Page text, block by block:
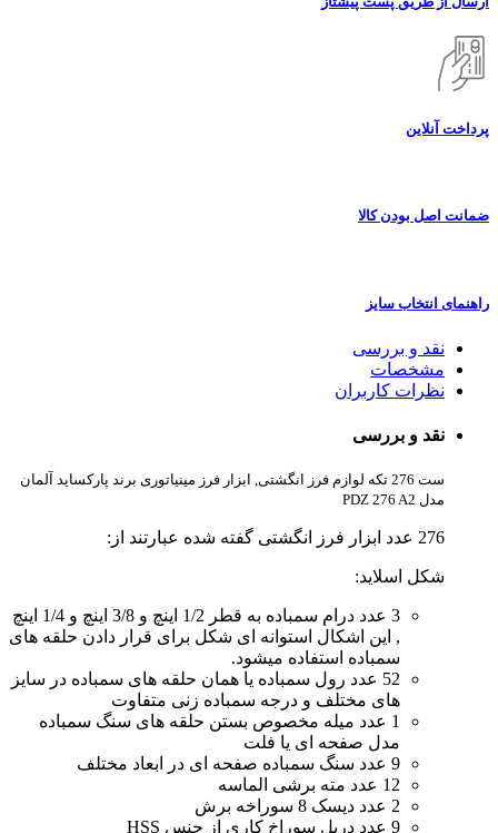
پرداخت آنلاین
ضمانت اصل بودن کالا
راهنمای انتخاب سایز
نقد و بررسی
مشخصات
نظرات کاربران
نقد و بررسی
ست 276 تکه لوازم فرز انگشتی, ابزار فرز مینیاتوری برند پارکساید آلمان
مدل PDZ 276 A2
276 عدد ابزار فرز انگشتی گفته شده عبارتند از:
شکل اسلاید:
3 عدد درام سمباده به قطر 1/2 اینچ و 3/8 اینچ و 1/4 اینچ
, این اشکال استوانه ای شکل برای قرار دادن حلقه های
سمباده استفاده میشود.
52 عدد رول سمباده یا همان حلقه های سمباده در سایز
های مختلف و درجه سمباده زنی متفاوت
1 عدد میله مخصوص بستن حلقه های سنگ سمباده
مدل صفحه ای یا فلت
9 عدد سنگ سمباده صفحه ای در ابعاد مختلف
12 عدد مته برشی الماسه
2 عدد دیسک 8 سوراخه برش
9 عدد دریل سوراخ کاری از جنس HSS